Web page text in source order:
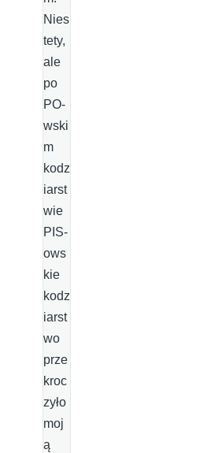
Nies
tety,
ale
po
PO-
wski
m
kodz
iarst
wie
PIS-
ows
kie
kodz
iarst
wo
prze
kroc
zyło
moj
ą